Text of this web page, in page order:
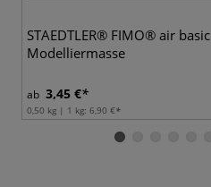
STAEDTLER® FIMO® air basic
Modelliermasse
ab 3,45 €
0,50 kg | 1 kg: 6,90 €